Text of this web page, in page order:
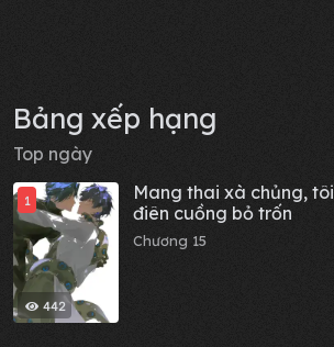
Bảng xếp hạng
Top ngày
442
1
Mang thai xà chủng, tôi
điên cuồng bỏ trốn
Chương 15